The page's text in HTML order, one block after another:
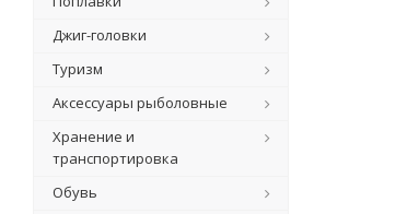
Джиг-головки
Туризм
Аксессуары рыболовные
Хранение и
транспортировка
Обувь